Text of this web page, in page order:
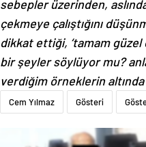
sebepler üzerinden,
çekmeye çalıştığını
dikkat ettiği, ‘tamam güzel
bir şeyler söylüyor mu?
verdiğim örneklerin altında
Cem Yılmaz Gösteri